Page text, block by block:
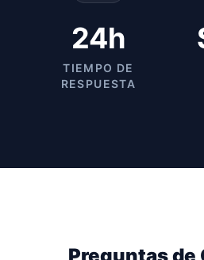
24h
TIEMPO DE
RESPUESTA